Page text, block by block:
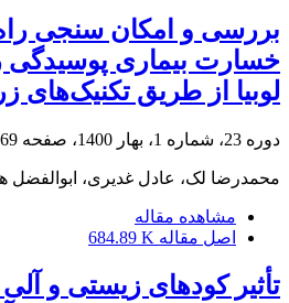
بررسی و امکان سنجی
خسارت بیماری پوسیدگی
لوبیا از طریق تکنیک‌های
دوره 23، شماره 1، بهار 1400، صفحه 182
محمدرضا لک، عادل غدیری، ابوالفضل
مشاهده مقاله
اصل مقاله 684.89 K
تأثیر کودهای زیستی و